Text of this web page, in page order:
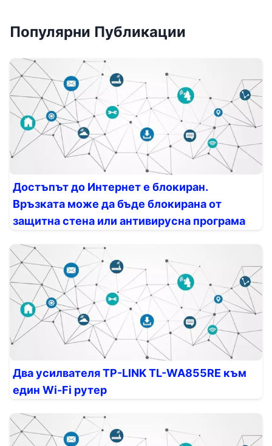
Популярни Публикации
Достъпът до Интернет е блокиран.
Връзката може да бъде блокирана от
защитна стена или антивирусна програма
Два усилвателя TP-LINK TL-WA855RE към
един Wi-Fi рутер